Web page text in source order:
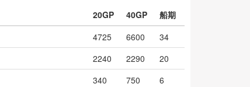
20GP 40GP
船期
4725 6600
34
2240 2290
20
340 750 6